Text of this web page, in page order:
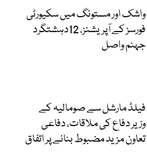
واشک اور مستونگ میں سکیورٹی
فورسز کے آپریشنز، 12دہشتگرد
جہنم واصل
فیلڈ مارشل سے صومالیہ کے
وزیر دفاع کی ملاقات، دفاعی
تعاون مزید مضبوط بنانے پر اتفاق